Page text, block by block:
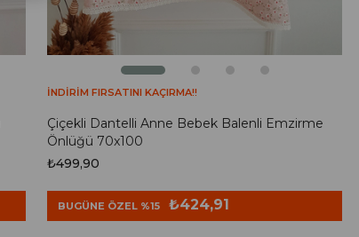
Çiçekli Dantelli Anne Bebek Balenli Emzirme
Önlüğü 70x100
₺499,90
BUGÜNE ÖZEL %15 ₺424,91
İNDİRİM FIRSATINI KAÇIRMA!!